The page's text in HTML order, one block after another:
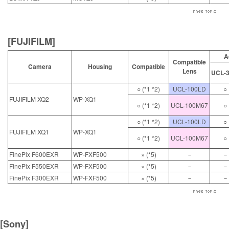
[FUJIFILM]
Camera Housing Compatible
Compatible
Lens
UCL-
FUJIFILM XQ2 WP-XQ1
○ (*1 *2) UCL-100LD
○
○ (*1 *2)
UCL-100M67 ○
FUJIFILM XQ1 WP-XQ1
○ (*1 *2) UCL-100LD
○
○ (*1 *2)
UCL-100M67
○
FinePix F600EXR
WP-FXF500 × (*5) －
－
FinePix F550EXR
WP-FXF500 × (*5) －
－
FinePix F300EXR
WP-FXF500 × (*5) － －
[Sony]